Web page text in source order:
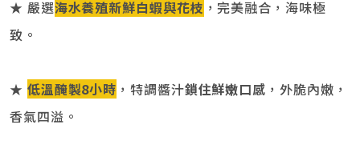
★ 嚴選海水養殖新鮮白蝦與花枝 ，完美融合，海味極
致。
★ 低溫醃製8小時 ，特調醬汁鎖住鮮嫩口感 ，外脆內嫩，
香氣四溢。